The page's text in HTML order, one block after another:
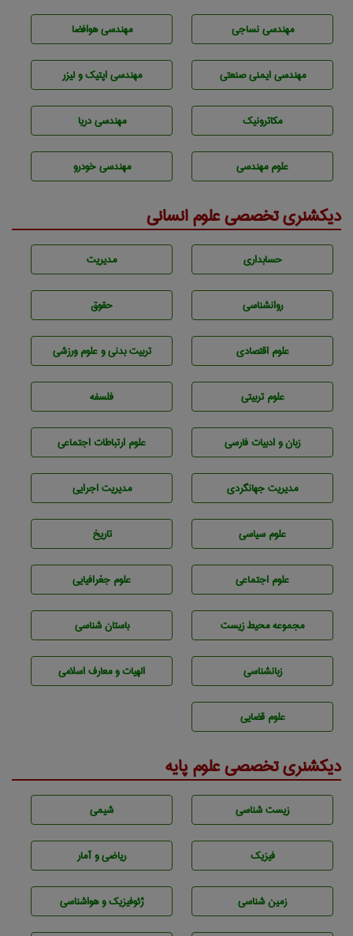
مهندسي نساجی مهندسی هوافضا
مهندسی ایمنی صنعتی مهندسی اپتیک و لیزر
مکاترونیک مهندسی دریا
علوم مهندسی مهندسی خودرو
دیکشنری تخصصی علوم انسانی
حسابداری مديريت
روانشناسی حقوق
علوم اقتصادی تربيت بدنی و علوم ورزشی
علوم تربيتی فلسفه
زبان و ادبيات فارسی علوم ارتباطات اجتماعی
مديريت جهانگردی مديريت اجرايی
علوم سياسی تاريخ
علوم اجتماعی علوم جغرافيايی
مجموعه محيط زيست باستان شناسی
زبانشناسی الهیات و معارف اسلامی
علوم قضایی
دیکشنری تخصصی علوم پایه
زيست شناسی شيمی
فیزیک ریاضی و آمار
زمين شناسی ژئوفيزيك و هواشناسی